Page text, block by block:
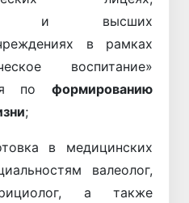
и высших
в рамках
воспитание»
по формированию
;
в медицинских
валеолог,
а также